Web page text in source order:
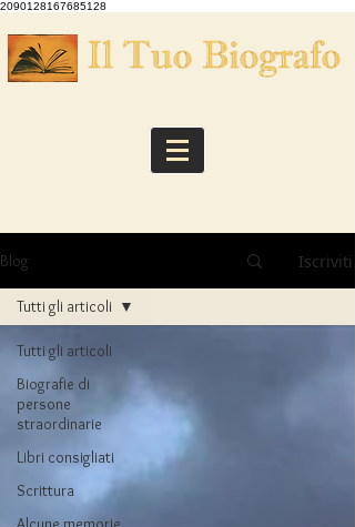
2090128167685128
Blog Iscriviti
Tutti gli articoli
Biografie di
persone
straordinarie
Libri consigliati
Scrittura
Tutti gli articoli